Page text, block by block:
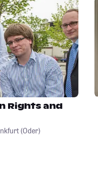
Rights and
(Oder)